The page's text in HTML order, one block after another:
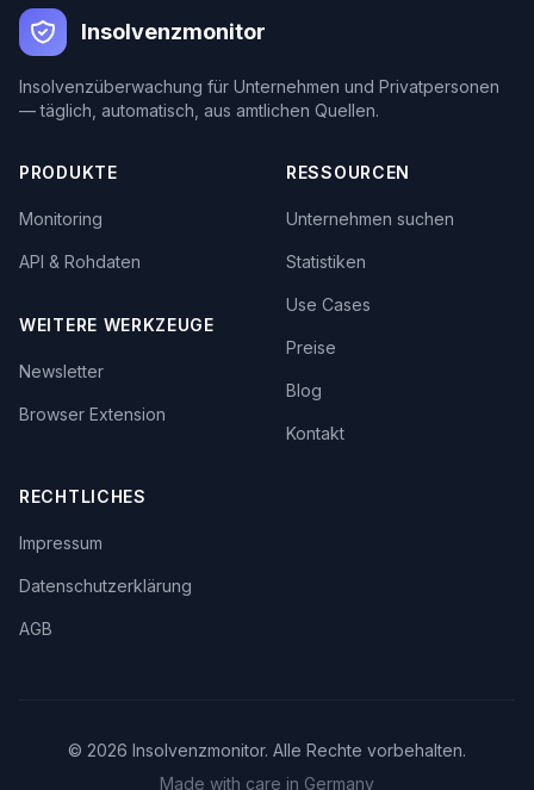
Insolvenzmonitor
Insolvenzüberwachung für Unternehmen und Privatpersonen
— täglich, automatisch, aus amtlichen Quellen.
PRODUKTE
Monitoring
API & Rohdaten
WEITERE WERKZEUGE
Newsletter
Browser Extension
RESSOURCEN
Unternehmen suchen
Statistiken
Use Cases
Preise
Blog
Kontakt
RECHTLICHES
Impressum
Datenschutzerklärung
AGB
© 2026 Insolvenzmonitor. Alle Rechte vorbehalten.
Made with care in Germany